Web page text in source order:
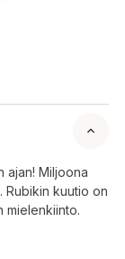
ajan! Miljoona
Rubikin kuutio on
mielenkiinto.